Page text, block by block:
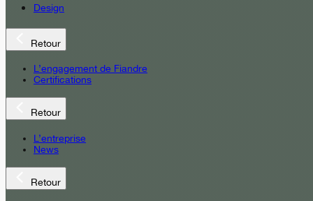
Design
Retour
L’engagement de Fiandre
Certifications
Retour
L’entreprise
News
Retour